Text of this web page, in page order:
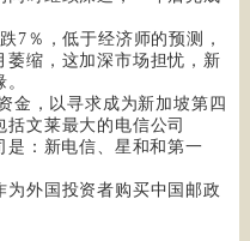
7％，低于经济师的预测，
萎缩，这加深市场担忧，新
金，以寻求成为新加坡第四
文莱最大的电信公司
是：新电信、星和和第一
为外国投资者购买中国邮政